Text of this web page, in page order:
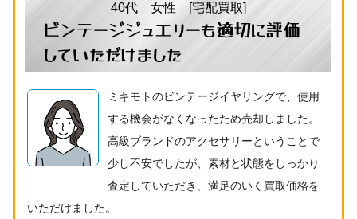
40代 女性 [宅配買取]
ビンテージジュエリーも適切に評価
していただけました
ミキモトのビンテージイヤリングで、使用
する機会がなくなったため売却しました。
高級ブランドのアクセサリーということで
少し不安でしたが、素材と状態をしっかり
査定していただき、満足のいく買取価格を
いただけました。